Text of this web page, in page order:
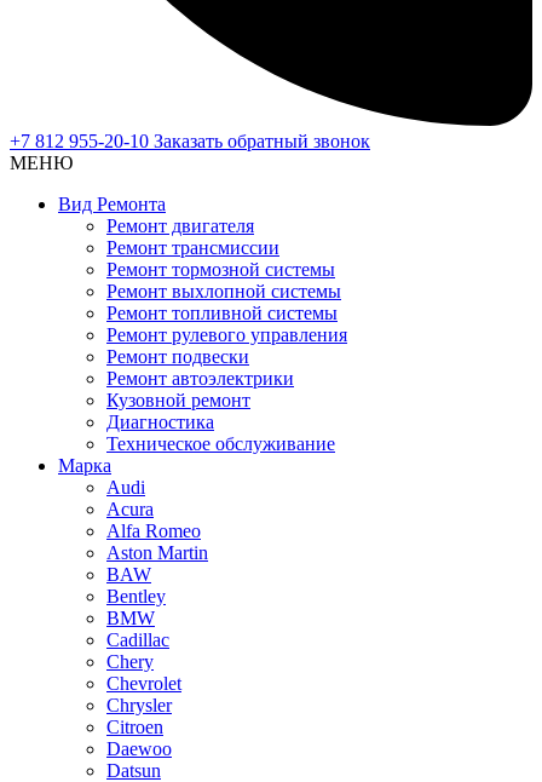
+7 812 955-20-10 Заказать обратный звонок
МЕНЮ
Вид Ремонта
Ремонт двигателя
Ремонт трансмиссии
Ремонт тормозной системы
Ремонт выхлопной системы
Ремонт топливной системы
Ремонт рулевого управления
Ремонт подвески
Ремонт автоэлектрики
Кузовной ремонт
Диагностика
Техническое обслуживание
Марка
Audi
Acura
Alfa Romeo
Aston Martin
BAW
Bentley
BMW
Cadillac
Chery
Chevrolet
Chrysler
Citroen
Daewoo
Datsun